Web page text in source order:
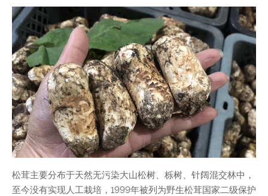
松茸主要分布于天然无污染大山松树、栎树、针阔混交林中，
至今没有实现人工栽培，1999年被列为野生松茸国家二级保护